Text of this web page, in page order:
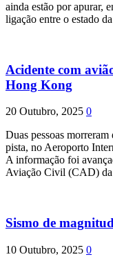
ainda estão por apurar,
ligação entre o estado
Acidente com
Hong Kong
20 Outubro, 2025 0
Duas pessoas
pista, no Aeroporto
A informação foi
Aviação Civil (CAD)
Sismo de
10 Outubro, 2025 0